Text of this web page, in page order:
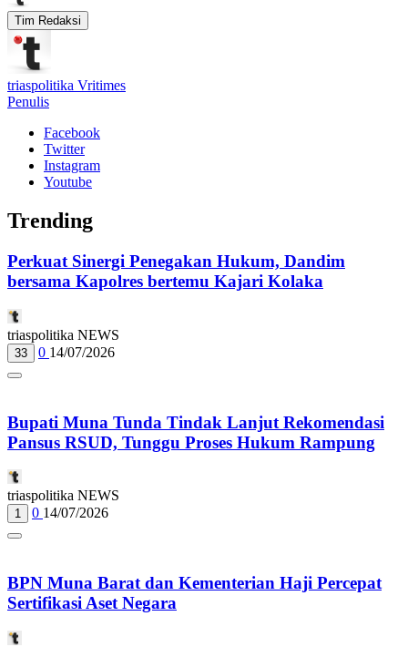
Tim Redaksi
triaspolitika Vritimes
Penulis
Facebook
Twitter
Instagram
Youtube
Trending
Perkuat Sinergi Penegakan Hukum, Dandim
bersama Kapolres bertemu Kajari Kolaka
triaspolitika NEWS
33 0 14/07/2026
Bupati Muna Tunda Tindak Lanjut Rekomendasi
Pansus RSUD, Tunggu Proses Hukum Rampung
triaspolitika NEWS
1 0 14/07/2026
BPN Muna Barat dan Kementerian Haji Percepat
Sertifikasi Aset Negara